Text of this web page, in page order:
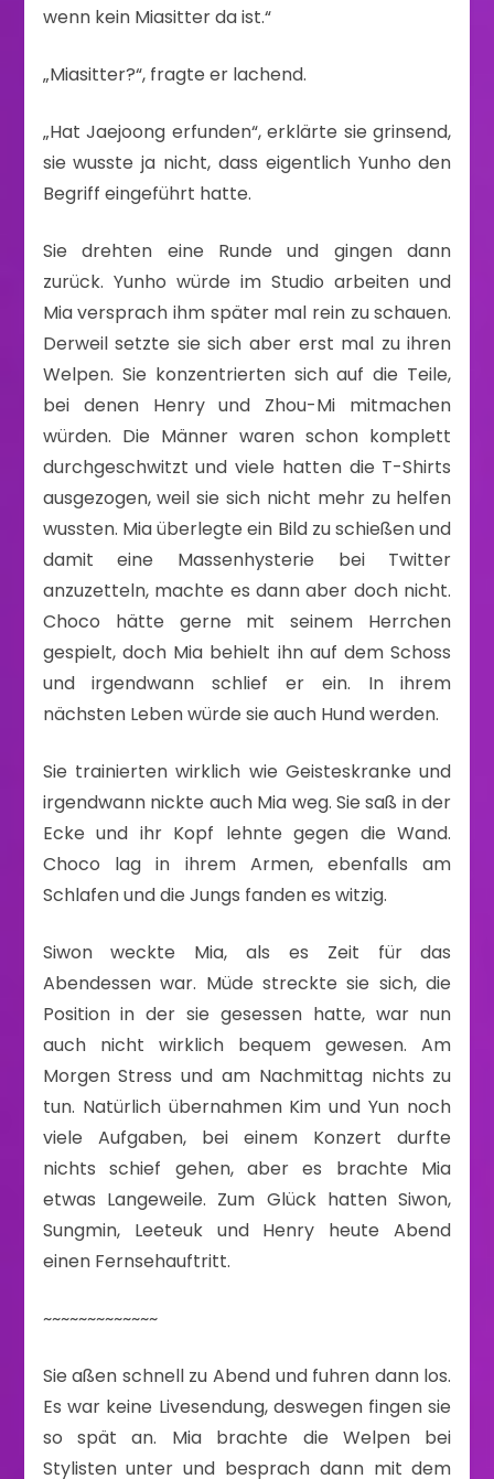
wenn kein Miasitter da ist.“
„Miasitter?“, fragte er lachend.
„Hat Jaejoong erfunden“, erklärte sie grinsend,
sie wusste ja nicht, dass eigentlich Yunho den
Begriff eingeführt hatte.
Sie drehten eine Runde und gingen dann
zurück. Yunho würde im Studio arbeiten und
Mia versprach ihm später mal rein zu schauen.
Derweil setzte sie sich aber erst mal zu ihren
Welpen. Sie konzentrierten sich auf die Teile,
bei denen Henry und Zhou-Mi mitmachen
würden. Die Männer waren schon komplett
durchgeschwitzt und viele hatten die T-Shirts
ausgezogen, weil sie sich nicht mehr zu helfen
wussten. Mia überlegte ein Bild zu schießen und
damit eine Massenhysterie bei Twitter
anzuzetteln, machte es dann aber doch nicht.
Choco hätte gerne mit seinem Herrchen
gespielt, doch Mia behielt ihn auf dem Schoss
und irgendwann schlief er ein. In ihrem
nächsten Leben würde sie auch Hund werden.
Sie trainierten wirklich wie Geisteskranke und
irgendwann nickte auch Mia weg. Sie saß in der
Ecke und ihr Kopf lehnte gegen die Wand.
Choco lag in ihrem Armen, ebenfalls am
Schlafen und die Jungs fanden es witzig.
Siwon weckte Mia, als es Zeit für das
Abendessen war. Müde streckte sie sich, die
Position in der sie gesessen hatte, war nun
auch nicht wirklich bequem gewesen. Am
Morgen Stress und am Nachmittag nichts zu
tun. Natürlich übernahmen Kim und Yun noch
viele Aufgaben, bei einem Konzert durfte
nichts schief gehen, aber es brachte Mia
etwas Langeweile. Zum Glück hatten Siwon,
Sungmin, Leeteuk und Henry heute Abend
einen Fernsehauftritt.
~~~~~~~~~~~~~
Sie aßen schnell zu Abend und fuhren dann los.
Es war keine Livesendung, deswegen fingen sie
so spät an. Mia brachte die Welpen bei
Stylisten unter und besprach dann mit dem